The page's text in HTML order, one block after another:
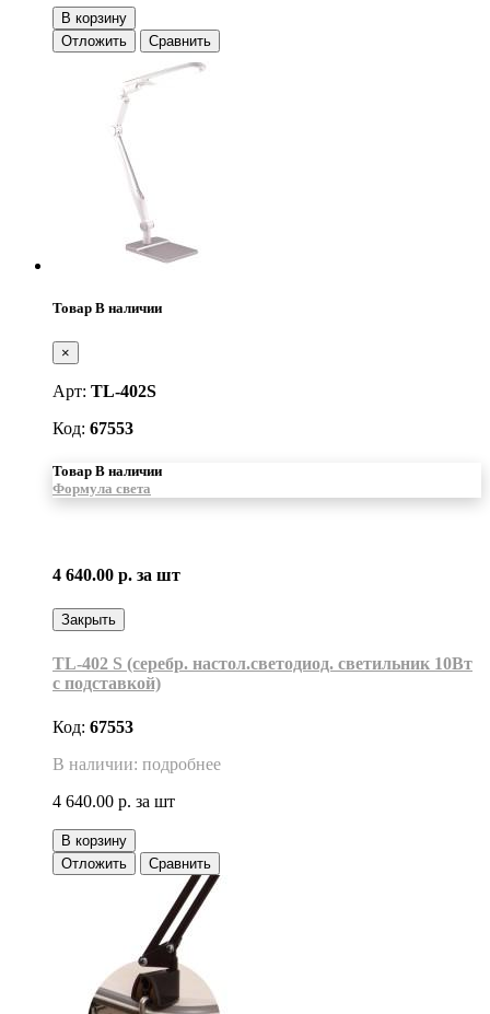
В корзину
Отложить
Сравнить
Товар В наличии
×
Арт: TL-402S
Код: 67553
Товар В наличии
Формула света
4 640.00 р. за шт
Закрыть
TL-402 S (серебр. настол.светодиод. светильник 10Вт
с подставкой)
Код: 67553
В наличии: подробнее
4 640.00 р. за шт
В корзину
Отложить
Сравнить